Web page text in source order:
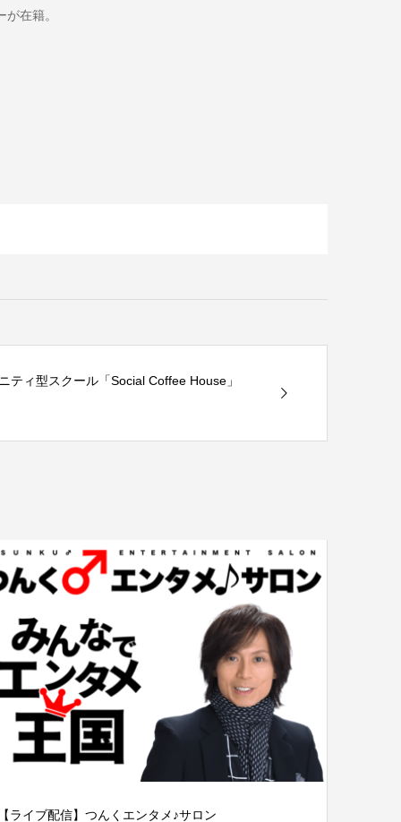
在籍。
ティ型スクール「Social Coffee House」
【ライブ配信】つんくエンタメ♪サロン